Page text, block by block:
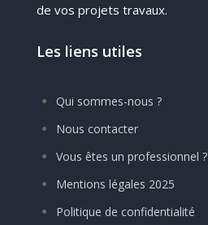
de vos projets travaux.
Les liens utiles
Qui sommes-nous ?
Nous contacter
Vous êtes un professionnel ?
Mentions légales 2025
Politique de confidentialité